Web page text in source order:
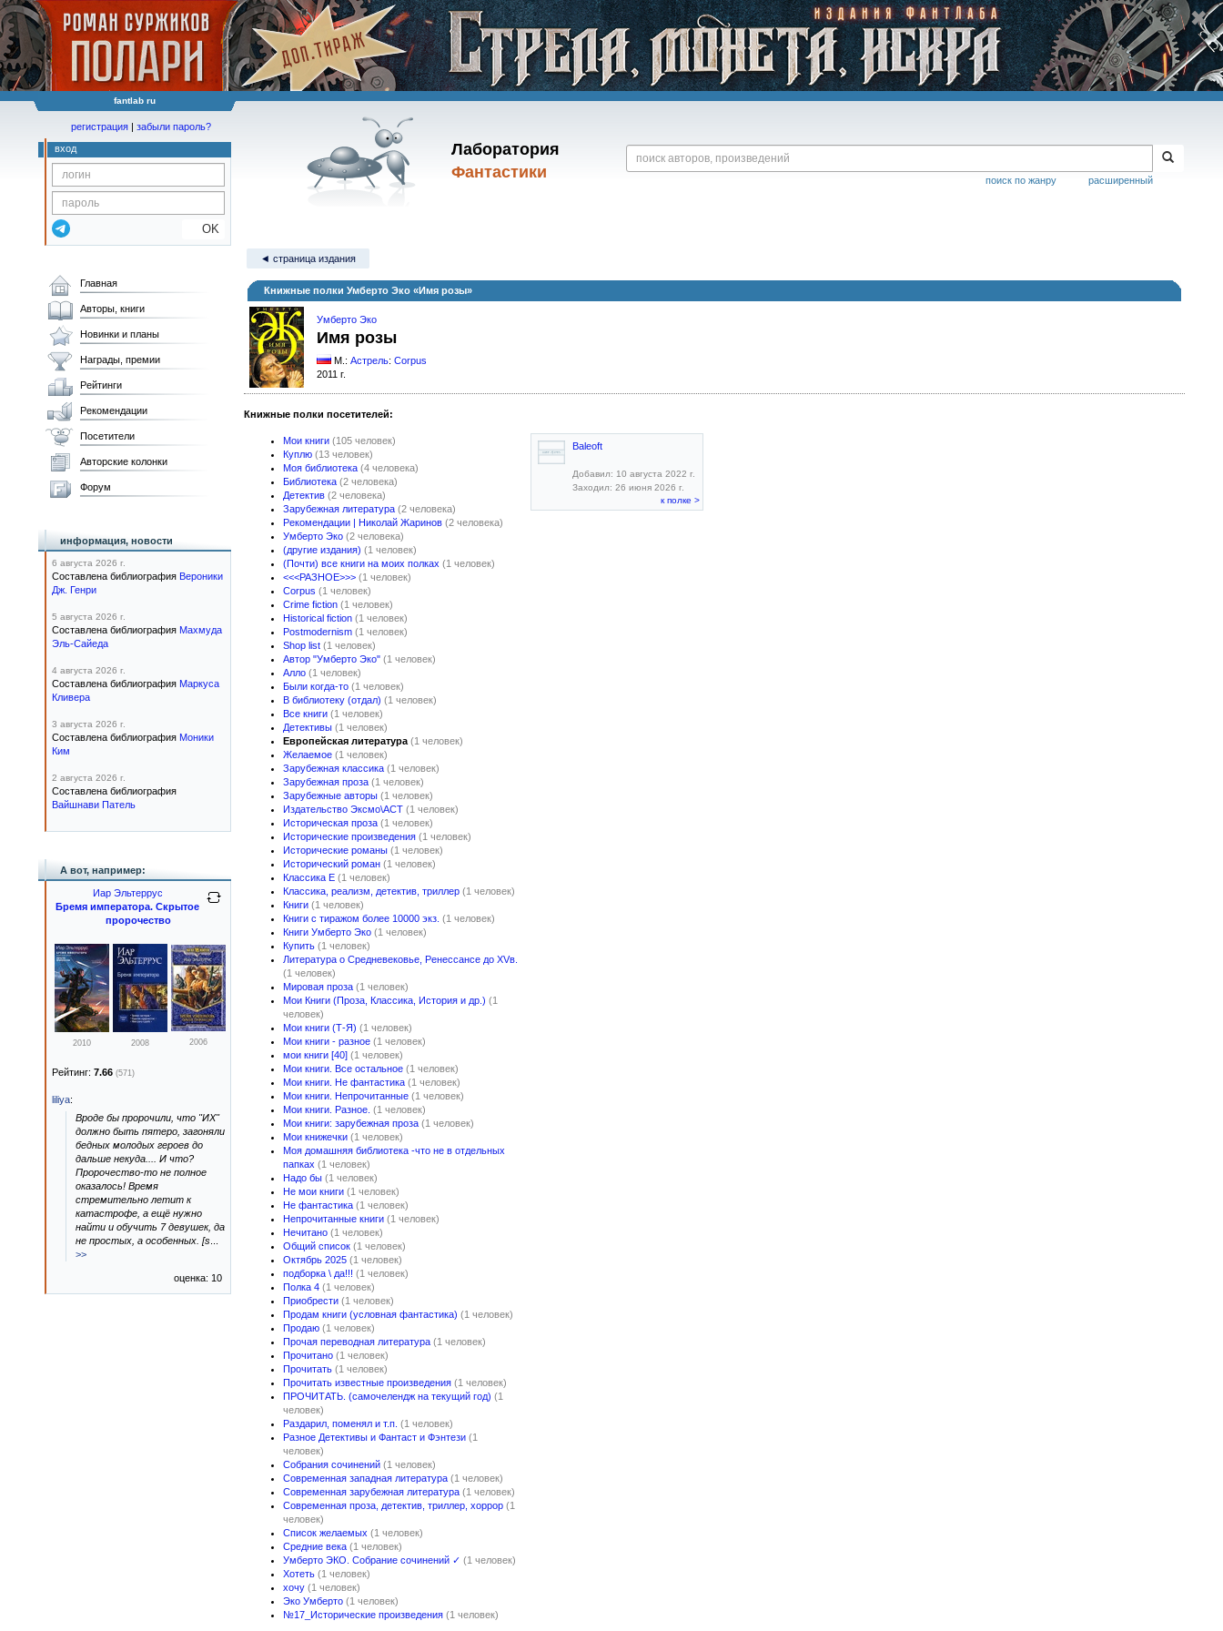
fantlab ru
Лаборатория
Фантастики
расширенный
поиск по жанру
регистрация | забыли пароль?
вход
OK
◄ страница издания
Книжные полки Умберто Эко «Имя розы»
Умберто Эко
Имя розы
М.: Астрель: Corpus
2011 г.
Книжные полки посетителей:
Мои книги (105 человек)
Куплю (13 человек)
Моя библиотека (4 человека)
Библиотека (2 человека)
Детектив (2 человека)
Зарубежная литература (2 человека)
Рекомендации | Николай Жаринов (2 человека)
Умберто Эко (2 человека)
(другие издания) (1 человек)
(Почти) все книги на моих полках (1 человек)
<<<РАЗНОЕ>>> (1 человек)
Corpus (1 человек)
Crime fiction (1 человек)
Historical fiction (1 человек)
Postmodernism (1 человек)
Shop list (1 человек)
Автор "Умберто Эко" (1 человек)
Алло (1 человек)
Были когда-то (1 человек)
В библиотеку (отдал) (1 человек)
Все книги (1 человек)
Детективы (1 человек)
Европейская литература (1 человек)
Желаемое (1 человек)
Зарубежная классика (1 человек)
Зарубежная проза (1 человек)
Зарубежные авторы (1 человек)
Издательство Эксмо\АСТ (1 человек)
Историческая проза (1 человек)
Исторические произведения (1 человек)
Исторические романы (1 человек)
Исторический роман (1 человек)
Классика E (1 человек)
Классика, реализм, детектив, триллер (1 человек)
Книги (1 человек)
Книги с тиражом более 10000 экз. (1 человек)
Книги Умберто Эко (1 человек)
Купить (1 человек)
Литература о Средневековье, Ренессансе до XVв.
(1 человек)
Мировая проза (1 человек)
Мои Книги (Проза, Классика, История и др.) (1
человек)
Мои книги (Т-Я) (1 человек)
Мои книги - разное (1 человек)
мои книги [40] (1 человек)
Мои книги. Все остальное (1 человек)
Мои книги. Не фантастика (1 человек)
Мои книги. Непрочитанные (1 человек)
Мои книги. Разное. (1 человек)
Мои книги: зарубежная проза (1 человек)
Мои книжечки (1 человек)
Моя домашняя библиотека -что не в отдельных
папках (1 человек)
Надо бы (1 человек)
Не мои книги (1 человек)
Не фантастика (1 человек)
Непрочитанные книги (1 человек)
Нечитано (1 человек)
Общий список (1 человек)
Октябрь 2025 (1 человек)
подборка \ да!!! (1 человек)
Полка 4 (1 человек)
Приобрести (1 человек)
Продам книги (условная фантастика) (1 человек)
Продаю (1 человек)
Прочая переводная литература (1 человек)
Прочитано (1 человек)
Прочитать (1 человек)
Прочитать известные произведения (1 человек)
ПРОЧИТАТЬ. (самочелендж на текущий год) (1
человек)
Раздарил, поменял и т.п. (1 человек)
Разное Детективы и Фантаст и Фэнтези (1
человек)
Собрания сочинений (1 человек)
Современная западная литература (1 человек)
Современная зарубежная литература (1 человек)
Современная проза, детектив, триллер, хоррор (1
человек)
Список желаемых (1 человек)
Средние века (1 человек)
Умберто ЭКО. Собрание сочинений ✓ (1 человек)
Хотеть (1 человек)
хочу (1 человек)
Эко Умберто (1 человек)
№17_Исторические произведения (1 человек)
Baleoft
Добавил: 10 августа 2022 г.
Заходил: 26 июня 2026 г.
к полке >
Главная
Авторы, книги
Новинки и планы
Награды, премии
Рейтинги
Рекомендации
Посетители
Авторские колонки
Форум
информация, новости
6 августа 2026 г.
Составлена библиография Вероники
Дж. Генри
5 августа 2026 г.
Составлена библиография Махмуда
Эль-Сайеда
4 августа 2026 г.
Составлена библиография Маркуса
Кливера
3 августа 2026 г.
Составлена библиография Моники
Ким
2 августа 2026 г.
Составлена библиография
Вайшнави Патель
А вот, например:
Иар Эльтеррус
Бремя императора. Скрытое
пророчество
2010 2008 2006
Рейтинг: 7.66 (571)
liliya:
Вроде бы пророчили, что "ИХ"
должно быть пятеро, загоняли
бедных молодых героев до
дальше некуда.... И что?
Пророчество-то не полное
оказалось! Время
стремительно летит к
катастрофе, а ещё нужно
найти и обучить 7 девушек, да
не простых, а особенных. [s
>>
оценка: 10